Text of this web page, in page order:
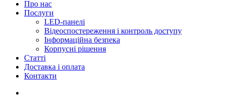
Про нас
Послуги
LED-панелі
Відеоспостереження і контроль доступу
Інформаційна безпека
Корпусні рішення
Статті
Доставка і оплата
Контакти